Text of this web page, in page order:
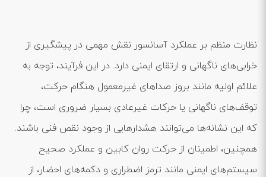
نظارت منظم بر عملکرد آسانسور نقش مهمی در پیشگیری از
خرابی‌های ناگهانی و ارتقای ایمنی دارد. در این فرآیند، توجه به
علائم اولیه مانند بروز صداهای غیرمعمول هنگام حرکت،
توقف‌های ناگهانی یا حرکات غیرعادی بسیار ضروری است، چرا
که این نشانه‌ها می‌توانند هشدارهایی از وجود نقص فنی باشند.
همچنین، اطمینان از حرکت روان کابین و عملکرد صحیح
سیستم‌های ایمنی مانند ترمز اضطراری و دکمه‌های احضار، از